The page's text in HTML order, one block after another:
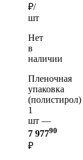
₽/
шт
Нет
в
наличии
Пленочная
упаковка
(полистирол)
1
шт —
7 97790
₽